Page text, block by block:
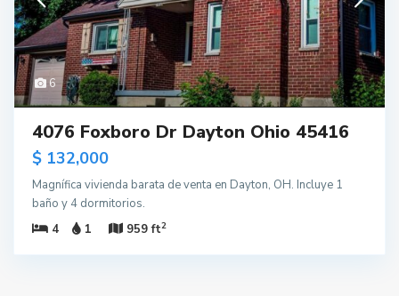
6
4076 Foxboro Dr Dayton Ohio 45416
$ 132,000
Magnífica vivienda barata de venta en Dayton, OH. Incluye 1
baño y 4 dormitorios.
4
1 959 ft2